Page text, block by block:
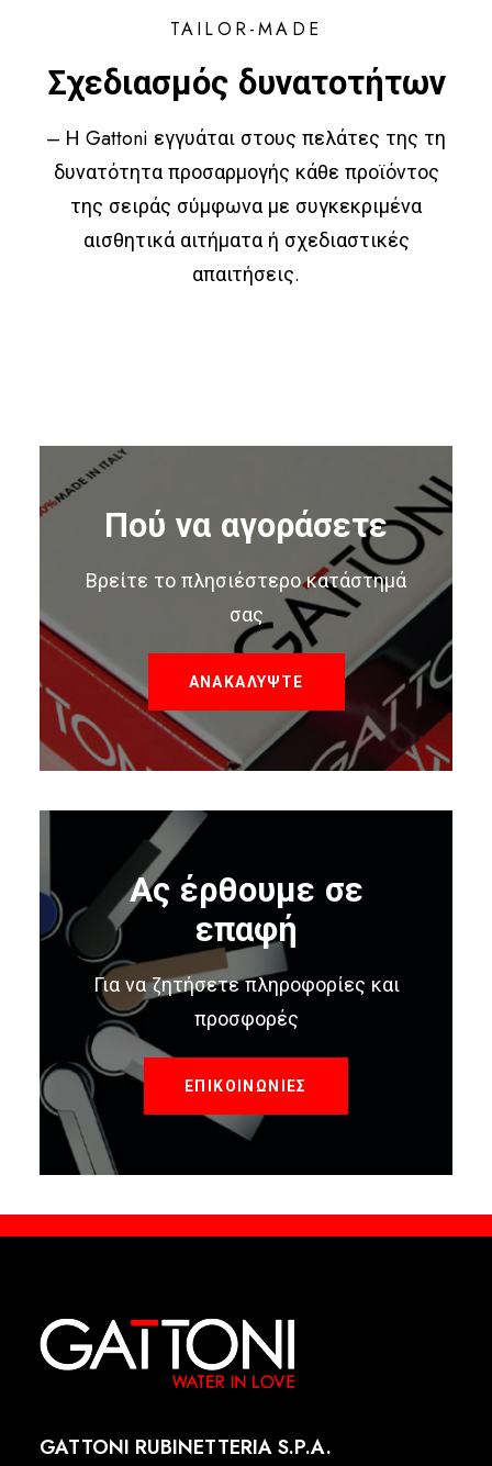
TAILOR-MADE
Σχεδιασμός δυνατοτήτων
– Η Gattoni εγγυάται στους πελάτες της τη
δυνατότητα προσαρμογής κάθε προϊόντος
της σειράς σύμφωνα με συγκεκριμένα
αισθητικά αιτήματα ή σχεδιαστικές
απαιτήσεις.
Πού να αγοράσετε
Βρείτε το πλησιέστερο κατάστημά
σας
ΑΝΑΚΑΛΥΨΤΕ
Ας έρθουμε σε
επαφή
Για να ζητήσετε πληροφορίες και
προσφορές
ΕΠΙΚΟΙΝΩΝΙΕΣ
GATTONI RUBINETTERIA S.P.A.